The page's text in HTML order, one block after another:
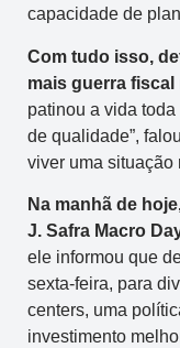
capacidade de
Com tudo isso,
mais guerra fiscal
patinou a vida
de qualidade”,
viver uma situação
Na manhã de
J. Safra Macro
ele informou que
sexta-feira, para
centers, uma
investimento